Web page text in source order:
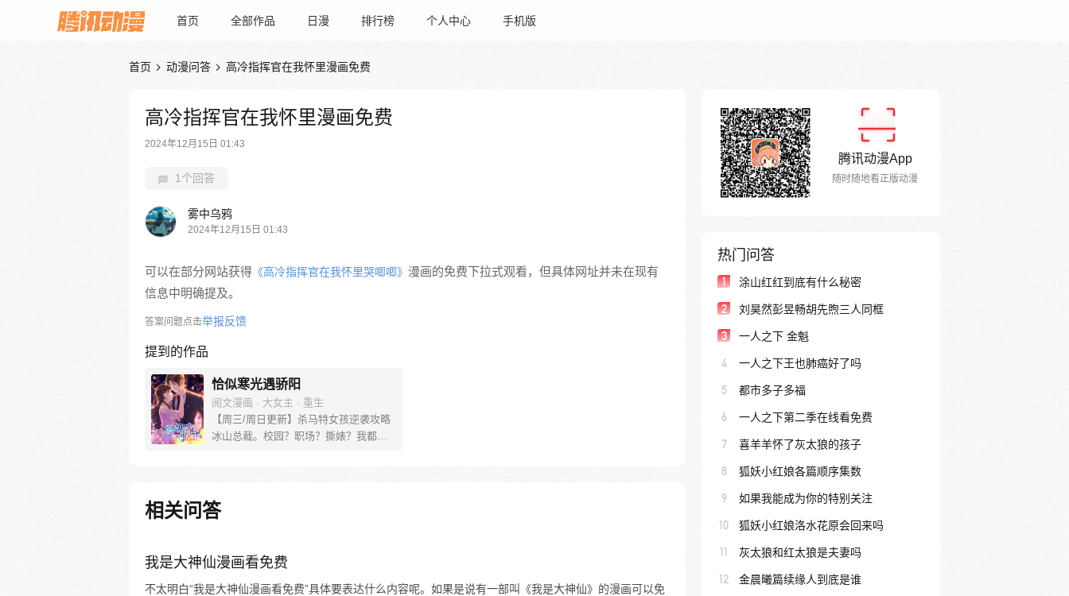
首页 全部作品 日漫 排行榜 个人中心 手机版
首页  动漫问答  高冷指挥官在我怀里漫画免费
高冷指挥官在我怀里漫画免费
2024年12月15日 01:43
1个回答
雾中乌鸦
2024年12月15日 01:43
可以在部分网站获得 《高冷指挥官在我怀里哭唧唧》 漫画的免费下拉式观看，但具体网址并未在现有
信息中明确提及。
答案问题点击举报反馈
提到的作品
恰似寒光遇骄阳
阅文漫画 · 大女主 · 重生
【周三/周日更新】杀马特女孩逆袭攻略
冰山总裁。校园？职场？撕婊？我都
相关问答
我是大神仙漫画看免费
不太明白“我是大神仙漫画看免费”具体要表达什么内容呢。如果是说有一部叫《我是大神仙》的漫画可以免
腾讯动漫App
随时随地看正版动漫
热门问答
1 涂山红红到底有什么秘密
2 刘昊然彭昱畅胡先煦三人同框
3 一人之下 金魁
4 一人之下王也肺癌好了吗
5 都市多子多福
6 一人之下第二季在线看免费
7 喜羊羊怀了灰太狼的孩子
8 狐妖小红娘各篇顺序集数
9 如果我能成为你的特别关注
10 狐妖小红娘洛水花原会回来吗
11 灰太狼和红太狼是夫妻吗
12 金晨曦篇续缘人到底是谁